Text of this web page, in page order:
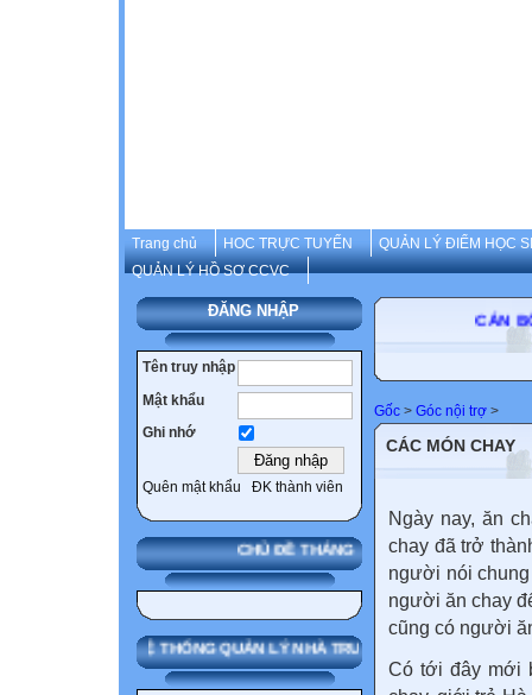
Trang chủ HOC TRỰC TUYẾN
QUẢN LÝ ĐIỂM HỌC
QUẢN LÝ HỒ SƠ CCVC
ĐĂNG NHẬP
Tên truy nhập
Mật khẩu
Ghi nhớ
Quên mật khẩu ĐK thành viên
CHỦ ĐỀ THÁNG
SMAS HỆ THỐNG QUẢN LÝ NHÀ TRƯỜNG
CÁN
Gốc > Góc nội trợ >
CÁC MÓN CHAY
Ngày nay, ăn
chay đã trở
người nói
người ăn chay
cũng có người
Có tới đây mới